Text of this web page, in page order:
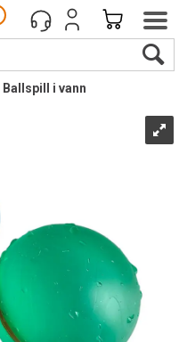
Ballspill i vann